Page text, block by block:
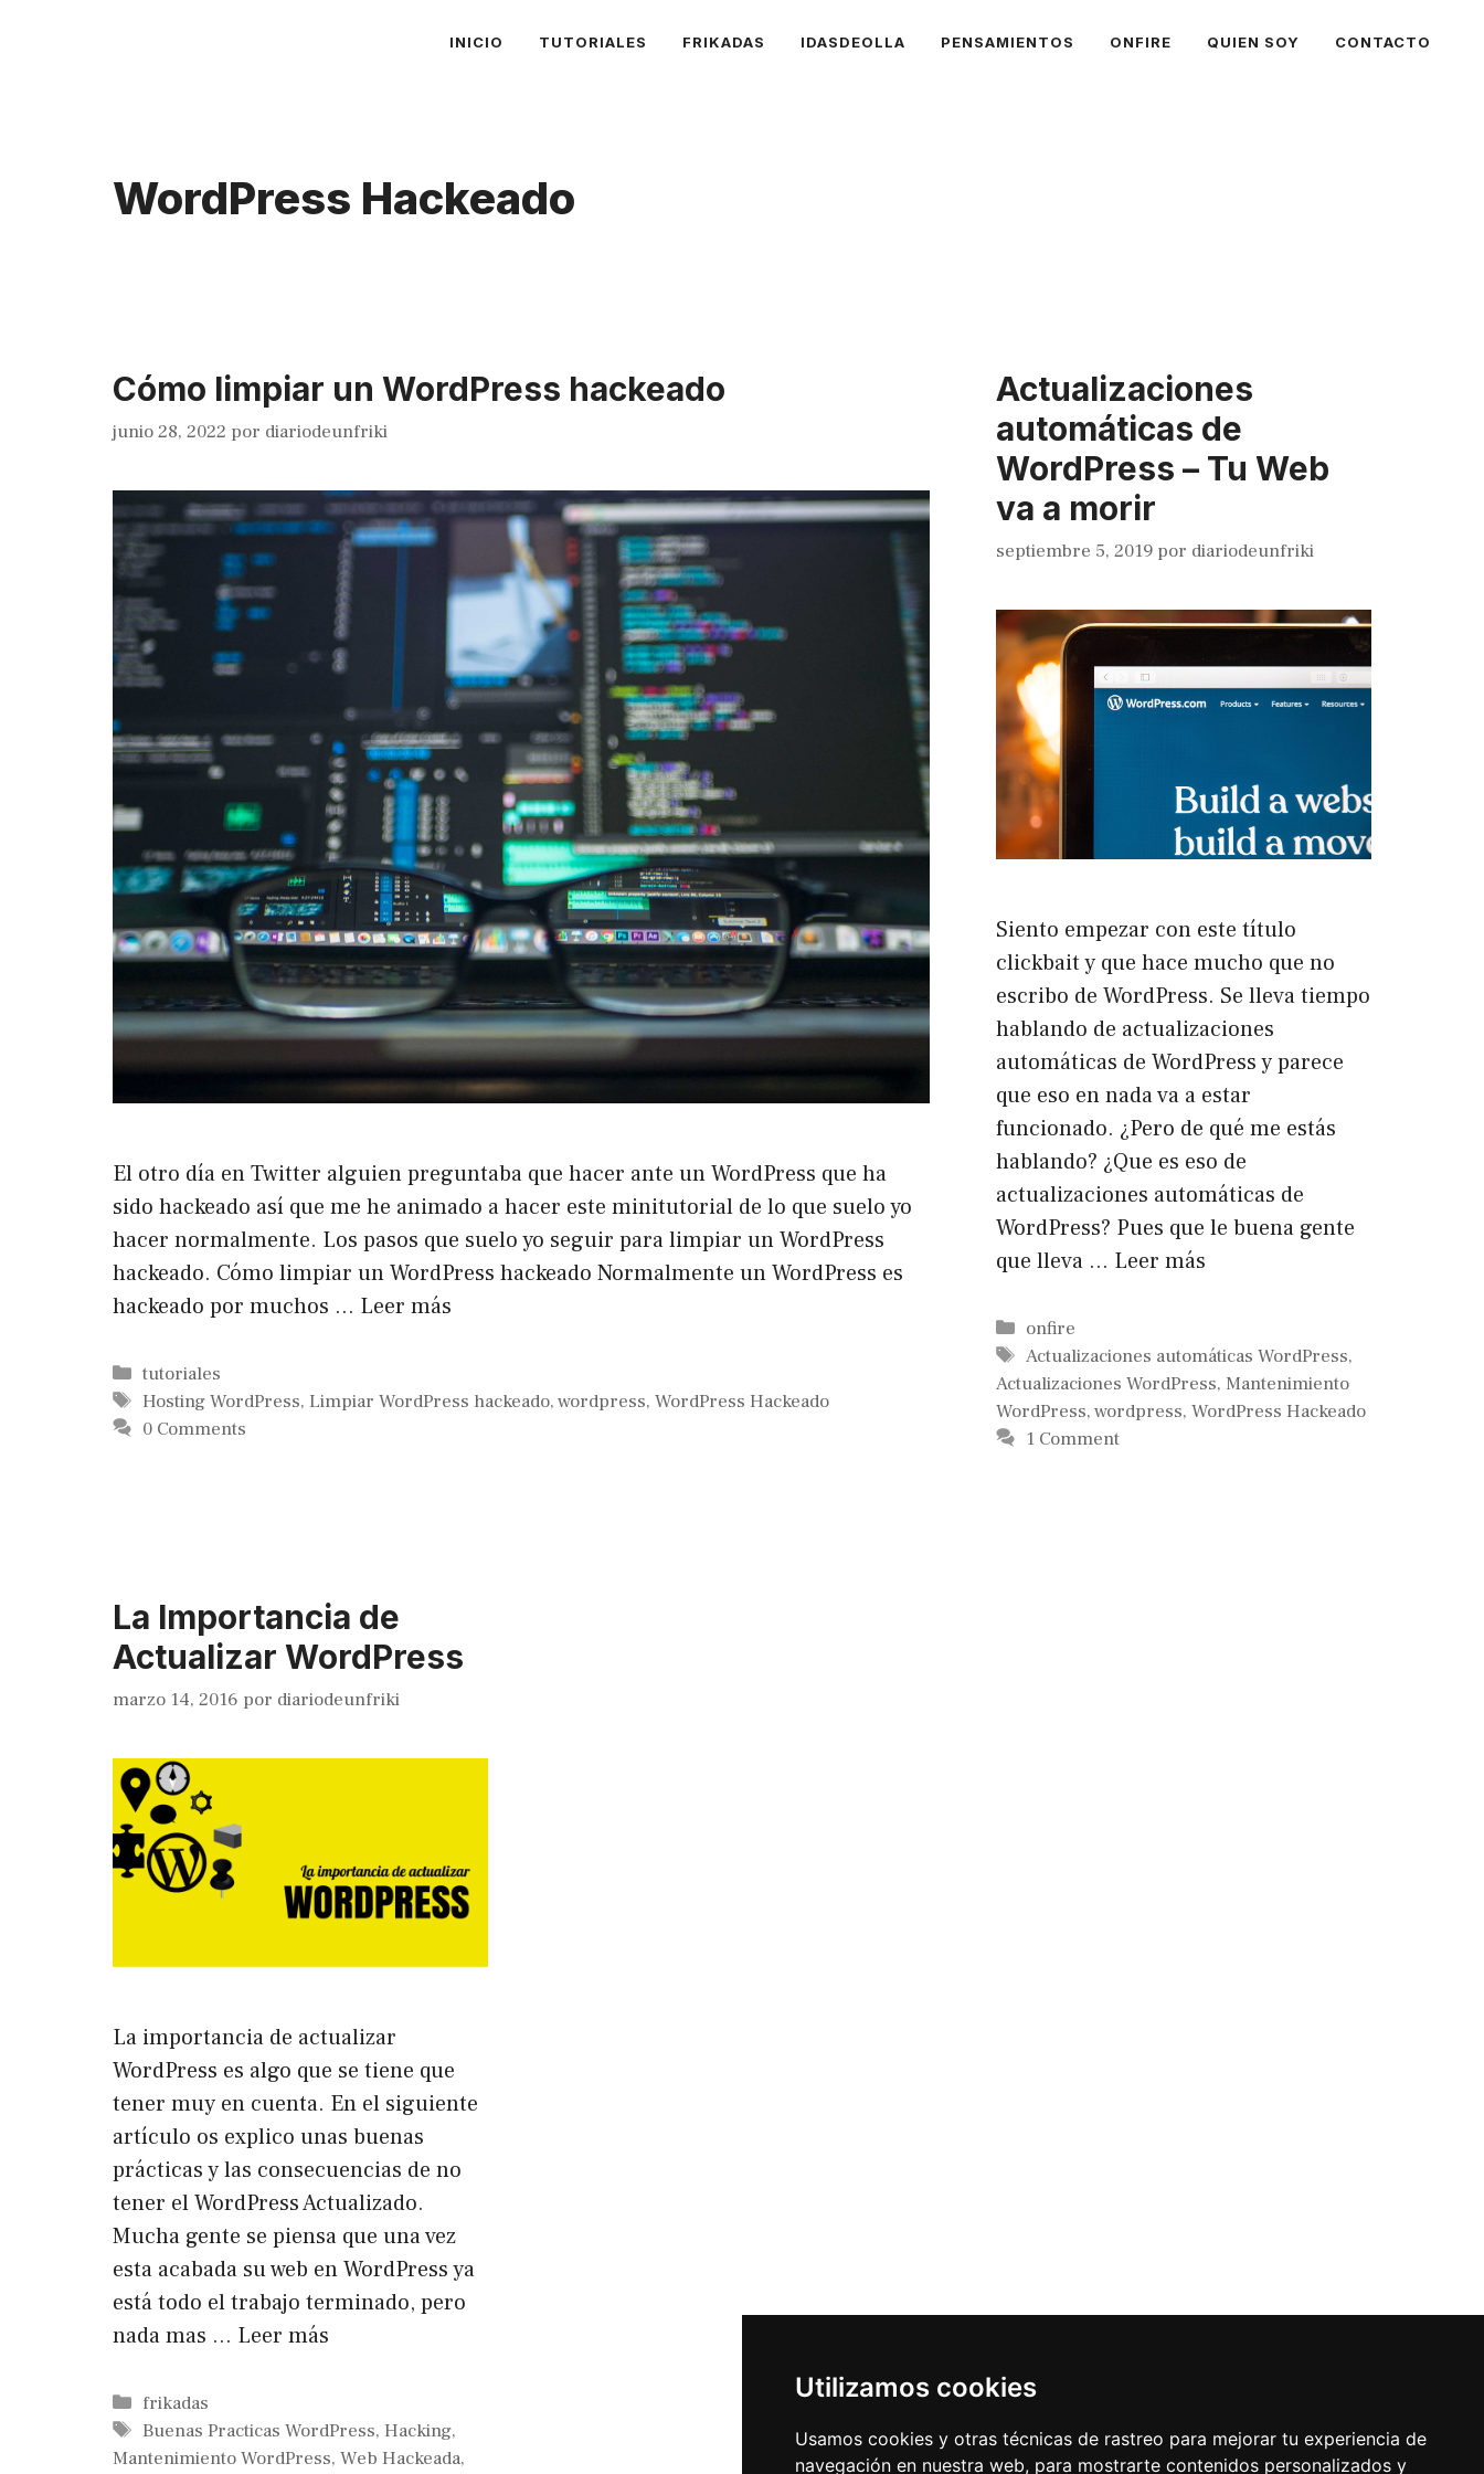
Utilizamos cookies
Usamos cookies y otras técnicas de rastreo para mejorar tu experiencia de
navegación en nuestra web, para mostrarte contenidos personalizados y
INICIO TUTORIALES FRIKADAS IDASDEOLLA PENSAMIENTOS ONFIRE QUIEN SOY CONTACTO
WordPress Hackeado
Cómo limpiar un WordPress hackeado
junio 28, 2022 por diariodeunfriki
El otro día en Twitter alguien preguntaba que hacer ante un WordPress que ha
sido hackeado así que me he animado a hacer este minitutorial de lo que suelo yo
hacer normalmente. Los pasos que suelo yo seguir para limpiar un WordPress
hackeado. Cómo limpiar un WordPress hackeado Normalmente un WordPress es
hackeado por muchos … Leer más
Categorías
tutoriales
Etiquetas
Hosting WordPress,Limpiar WordPress hackeado,wordpress,WordPress Hackeado
0 Comments
Actualizaciones
automáticas de
WordPress – Tu Web
va a morir
septiembre 5, 2019 por diariodeunfriki
Siento empezar con este título
clickbait y que hace mucho que no
escribo de WordPress. Se lleva tiempo
hablando de actualizaciones
automáticas de WordPress y parece
que eso en nada va a estar
funcionado. ¿Pero de qué me estás
hablando? ¿Que es eso de
actualizaciones automáticas de
WordPress? Pues que le buena gente
que lleva … Leer más
Categorías
onfire
Etiquetas
Actualizaciones automáticas WordPress,
Actualizaciones WordPress, Mantenimiento
WordPress,wordpress, WordPress Hackeado
1 Comment
La Importancia de
Actualizar WordPress
marzo 14, 2016 por diariodeunfriki
La importancia de actualizar
WordPress es algo que se tiene que
tener muy en cuenta. En el siguiente
artículo os explico unas buenas
prácticas y las consecuencias de no
tener el WordPress Actualizado.
Mucha gente se piensa que una vez
esta acabada su web en WordPress ya
está todo el trabajo terminado, pero
nada mas … Leer más
Categorías
frikadas
Etiquetas
Buenas Practicas WordPress,Hacking,
Mantenimiento WordPress, Web Hackeada,